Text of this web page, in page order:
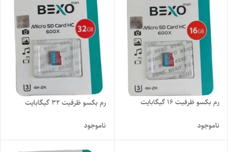
رم بکسو ظرفیت 16 گیگابایت
ناموجود
رم بکسو ظرفیت 32 گیگابایت
ناموجود